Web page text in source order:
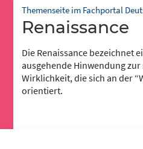
Themenseite im Fachportal
Renaissance
Die Renaissance bezeichnet
ausgehende Hinwendung
Wirklichkeit, die sich an der
orientiert.